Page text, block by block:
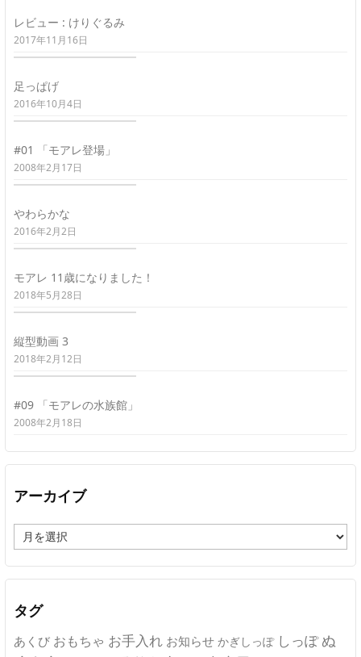
レビュー : けりぐるみ
2017年11月16日
足っぱげ
2016年10月4日
#01 「モアレ登場」
2008年2月17日
やわらかな
2016年2月2日
モアレ 11歳になりました！
2018年5月28日
縦型動画 3
2018年2月12日
#09 「モアレの水族館」
2008年2月18日
アーカイブ
ー
カ
イ
タグ
あくび おもちゃ お手入れ お知らせ かぎしっぽ しっぽ ぬ